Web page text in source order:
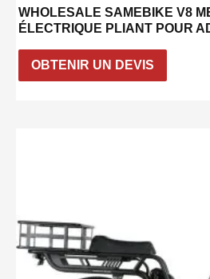
WHOLESALE SAMEBIKE V8
ÉLECTRIQUE PLIANT POUR
OBTENIR UN DEVIS